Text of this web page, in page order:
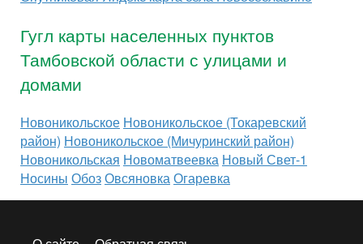
Гугл карты населенных пунктов
Тамбовской области с улицами и
домами
Новоникольское Новоникольское (Токаревский
район) Новоникольское (Мичуринский район)
Новоникольская Новоматвеевка Новый Свет-1
Носины ОбозОвсяновка Огаревка